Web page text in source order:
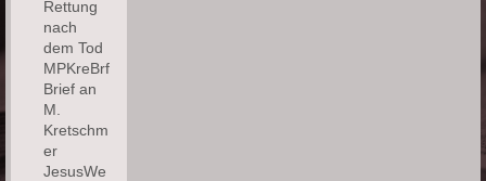
Rettung
nach
dem Tod
MPKreBrf
Brief an
M.
Kretschm
er
JesusWe